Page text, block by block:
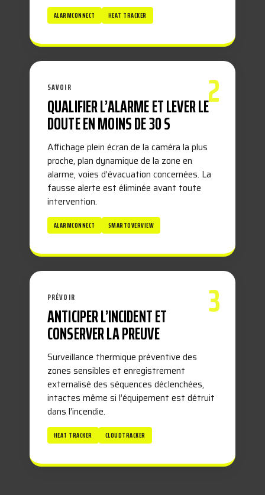
ALARMCONNECT HEAT TRACKER
2
SAVOIR
QUALIFIER L’ALARME ET LEVER LE
DOUTE EN MOINS DE 30 S
Affichage plein écran de la caméra la plus
proche, plan dynamique de la zone en
alarme, voies d’évacuation concernées. La
fausse alerte est éliminée avant toute
intervention.
ALARMCONNECT SMARTOVERVIEW
3
PRÉVOIR
ANTICIPER L’INCIDENT ET
CONSERVER LA PREUVE
Surveillance thermique préventive des
zones sensibles et enregistrement
externalisé des séquences déclenchées,
intactes même si l’équipement est détruit
dans l’incendie.
HEAT TRACKER CLOUDTRACKER